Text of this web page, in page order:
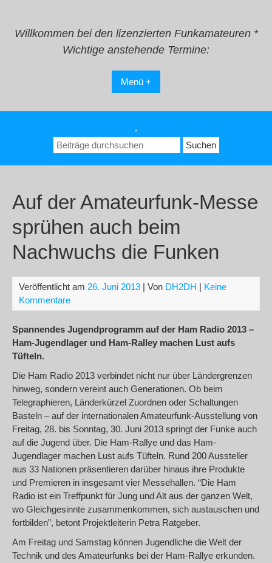
springenWillkommen bei den lizenzierten Funkamateuren *
Wichtige anstehende Termine:
Menü +
.
Suchen
nach:
Auf der Amateurfunk-Messe
sprühen auch beim
Nachwuchs die Funken
Veröffentlicht am 26. Juni 2013 | Von DH2DH | Keine
Kommentare
Spannendes Jugendprogramm auf der Ham Radio 2013 –
Ham-Jugendlager und Ham-Ralley machen Lust aufs
Tüfteln.
Die Ham Radio 2013 verbindet nicht nur über Ländergrenzen
hinweg, sondern vereint auch Generationen. Ob beim
Telegraphieren, Länderkürzel Zuordnen oder Schaltungen
Basteln – auf der internationalen Amateurfunk-Ausstellung von
Freitag, 28. bis Sonntag, 30. Juni 2013 springt der Funke auch
auf die Jugend über. Die Ham-Rallye und das Ham-
Jugendlager machen Lust aufs Tüfteln. Rund 200 Aussteller
aus 33 Nationen präsentieren darüber hinaus ihre Produkte
und Premieren in insgesamt vier Messehallen. “Die Ham
Radio ist ein Treffpunkt für Jung und Alt aus der ganzen Welt,
wo Gleichgesinnte zusammenkommen, sich austauschen und
fortbilden”, betont Projektleiterin Petra Ratgeber.
Am Freitag und Samstag können Jugendliche die Welt der
Technik und des Amateurfunks bei der Ham-Rallye erkunden.